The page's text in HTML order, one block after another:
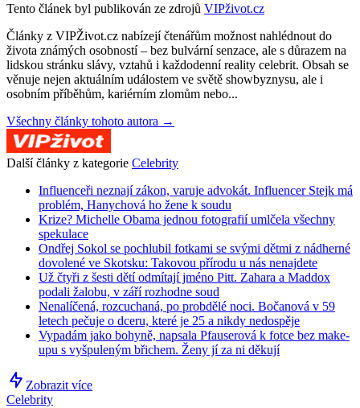
Tento článek byl publikován ze zdrojů VIPživot.cz
Články z VIPŽivot.cz nabízejí čtenářům možnost nahlédnout do
života známých osobností – bez bulvární senzace, ale s důrazem na
lidskou stránku slávy, vztahů i každodenní reality celebrit. Obsah se
věnuje nejen aktuálním událostem ve světě showbyznysu, ale i
osobním příběhům, kariérním zlomům nebo...
Všechny články tohoto autora →
Další články z kategorie Celebrity
Influenceři neznají zákon, varuje advokát. Influencer Stejk má
problém, Hanychová ho žene k soudu
Krize? Michelle Obama jednou fotografií umlčela všechny
spekulace
Ondřej Sokol se pochlubil fotkami se svými dětmi z nádherné
dovolené ve Skotsku: Takovou přírodu u nás nenajdete
Už čtyři z šesti dětí odmítají jméno Pitt. Zahara a Maddox
podali žalobu, v září rozhodne soud
Nenalíčená, rozcuchaná, po probdělé noci. Bočanová v 59
letech pečuje o dceru, které je 25 a nikdy nedospěje
Vypadám jako bohyně, napsala Pfauserová k fotce bez make-
upu s vyšpuleným břichem. Ženy jí za ni děkují
Zobrazit více
Celebrity